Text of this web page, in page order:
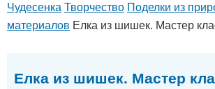
Чудесенка Творчество Поделки из
материалов Елка из шишек. Мастер
Елка из шишек. Мастер